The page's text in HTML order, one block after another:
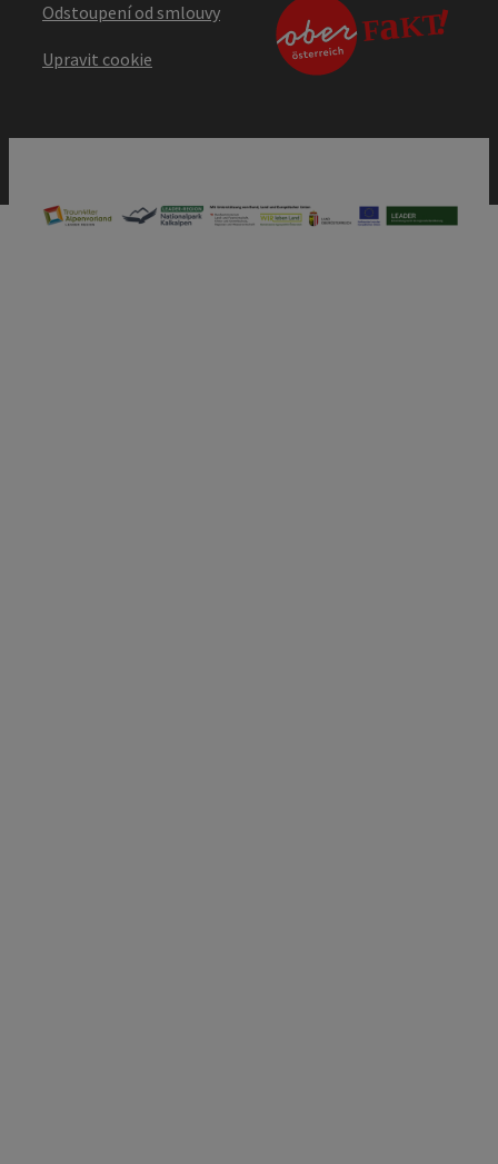
Odstoupení od smlouvy
Upravit cookie